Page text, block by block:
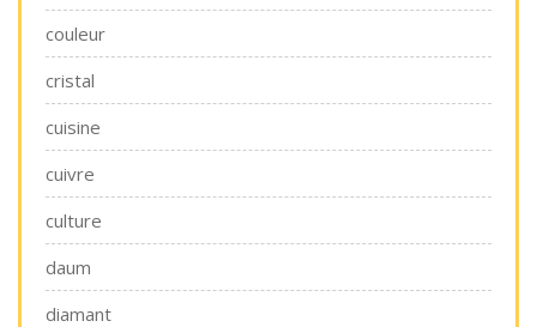
couleur
cristal
cuisine
cuivre
culture
daum
diamant